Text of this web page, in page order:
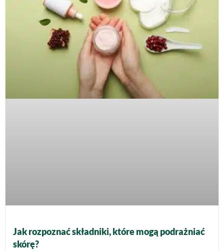
Jak rozpoznać składniki, które mogą podrażniać
skórę?